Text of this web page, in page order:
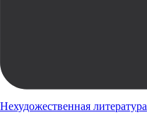
Нехудожественная литература